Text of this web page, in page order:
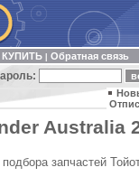
КУПИТЬ Обратная связь
Australia
запчастей